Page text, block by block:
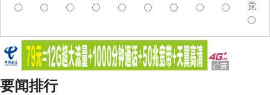
党
要闻排行